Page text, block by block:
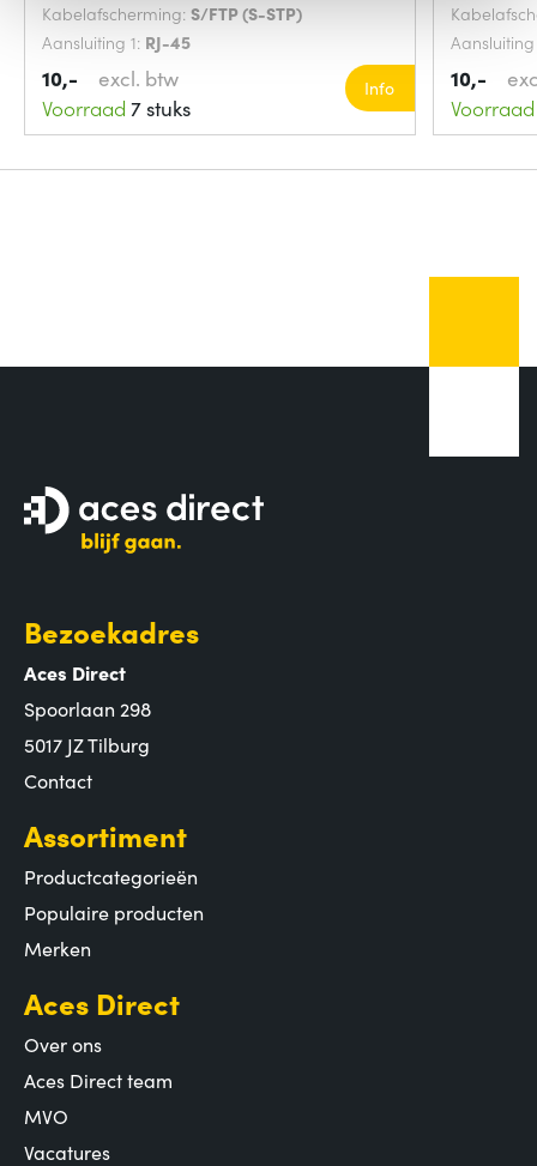
Kabelafscherming: S/FTP (S-STP)
Aansluiting 1: RJ-45
10,-
excl. btw
Voorraad 7 stuks
Info 10,-
Voorraad
Bezoekadres
Aces Direct
Spoorlaan 298
5017 JZ Tilburg
Contact
Assortiment
Productcategorieën
Populaire producten
Merken
Aces Direct
Over ons
Aces Direct team
MVO
Vacatures